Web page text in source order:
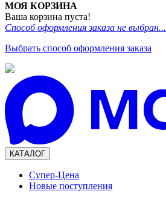
МОЯ КОРЗИНА
Ваша корзина пуста!
Способ оформления заказа не выбран...
Выбрать способ оформления заказа
КАТАЛОГ
Супер-Цена
Новые поступления